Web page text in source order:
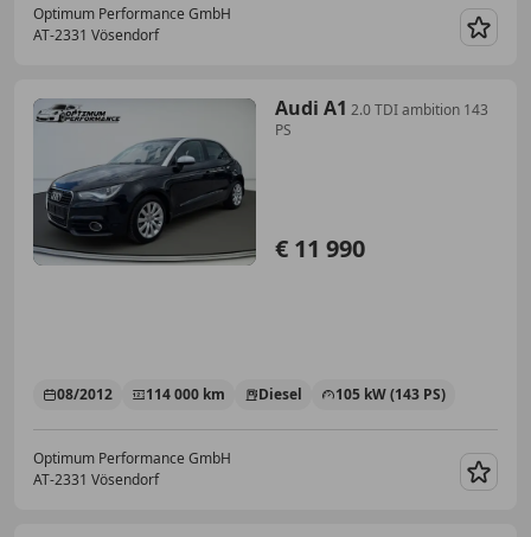
Optimum Performance GmbH
AT-2331 Vösendorf
Audi A1 2.0 TDI ambition 143
PS
€ 11 990
08/2012 114 000 km Diesel 105 kW (143 PS)
Optimum Performance GmbH
AT-2331 Vösendorf